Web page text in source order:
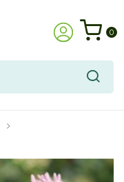
0